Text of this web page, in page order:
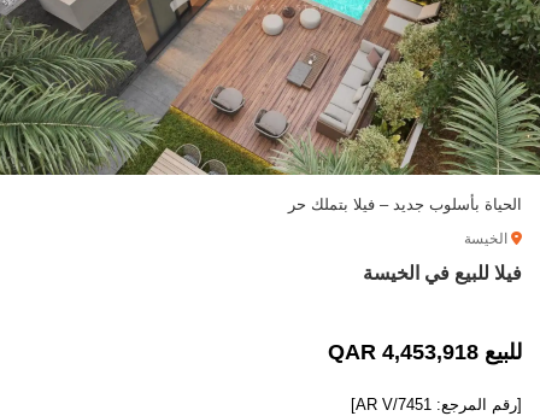
الحياة بأسلوب جديد – فيلا بتملك حر
الخيسة
فيلا للبيع في الخيسة
للبيع 4,453,918 QAR
[رقم المرجع: AR V/7451]